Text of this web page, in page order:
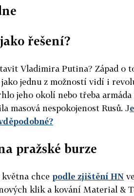
řešení?
Vladimira Putina? Západ o
jako jednu z možností vidí i
jeho okolí nebo třeba
masová nespokojenost Rusů. J
pražské burze
chce podle zjištění HN
klik a kování Material &